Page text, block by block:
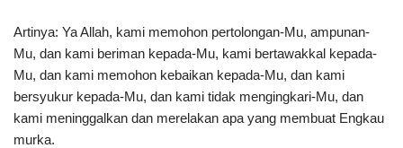
Artinya: Ya Allah, kami memohon pertolongan-Mu, ampunan-
Mu, dan kami beriman kepada-Mu, kami bertawakkal kepada-
Mu, dan kami memohon kebaikan kepada-Mu, dan kami
bersyukur kepada-Mu, dan kami tidak mengingkari-Mu, dan
kami meninggalkan dan merelakan apa yang membuat Engkau
murka.